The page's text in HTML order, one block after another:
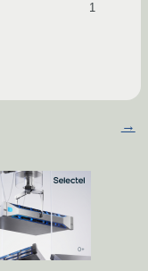
1
→